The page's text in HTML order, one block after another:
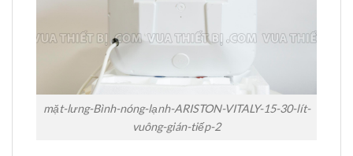
mặt-lưng-Bình-nóng-lạnh-ARISTON-VITALY-15-30-lít-
vuông-gián-tiếp-2